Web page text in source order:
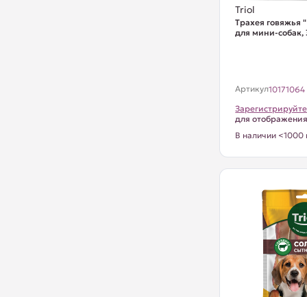
Triol
Трахея говяжья
для мини-собак,
Артикул10171064
для
В наличии <1000